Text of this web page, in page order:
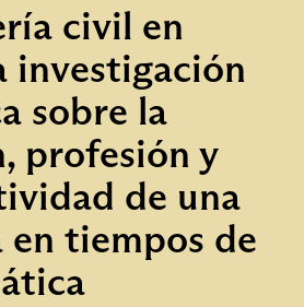
civil en
investigación
sobre la
profesión y
de una
tiempos de